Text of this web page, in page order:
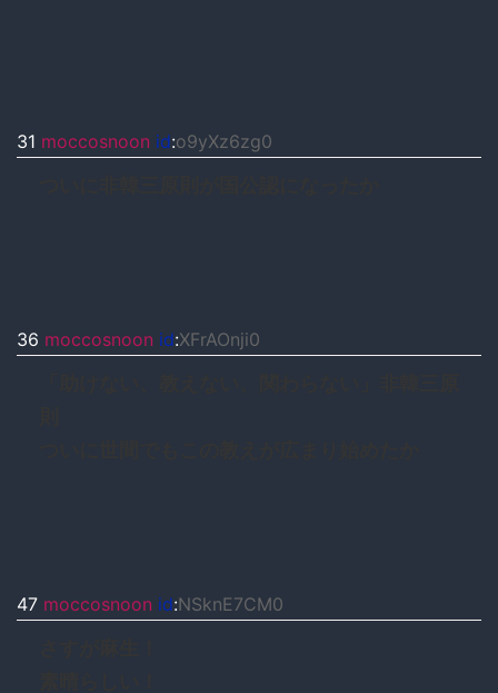
31 moccosnoon id:o9yXz6zg0
36 moccosnoon id:XFrAOnji0
47 moccosnoon id:NSknE7CM0